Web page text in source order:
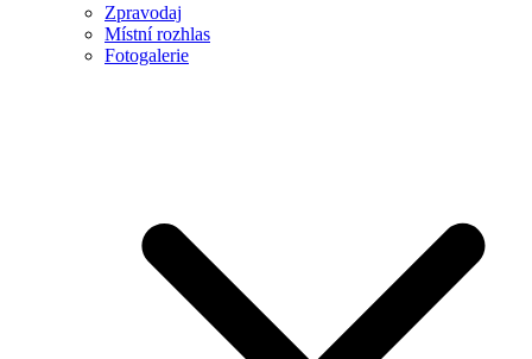
Zpravodaj
Místní rozhlas
Fotogalerie